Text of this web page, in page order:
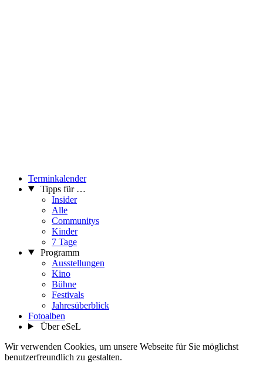
Terminkalender
Tipps für …
Insider
Alle
Communitys
Kinder
7 Tage
Programm
Ausstellungen
Kino
Bühne
Festivals
Jahresüberblick
Fotoalben
Über eSeL
Wir verwenden Cookies, um unsere Webseite für Sie möglichst
benutzerfreundlich zu gestalten.